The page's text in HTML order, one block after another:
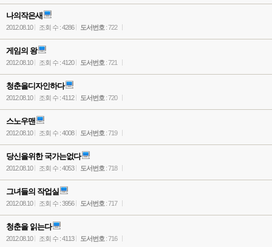
나의작은새
2012.08.10 조회 수 : 4286 도서번호 : 722
게임의 왕
2012.08.10 조회 수 : 4120 도서번호 : 721
청춘을디자인하다
2012.08.10 조회 수 : 4112 도서번호 : 720
스노우맨
2012.08.10 조회 수 : 4008 도서번호 : 719
당신을위한 국가는없다
2012.08.10 조회 수 : 4053 도서번호 : 718
그녀들의 작업실
2012.08.10 조회 수 : 3956 도서번호 : 717
청춘을 읽는다
2012.08.10 조회 수 : 4113 도서번호 : 716